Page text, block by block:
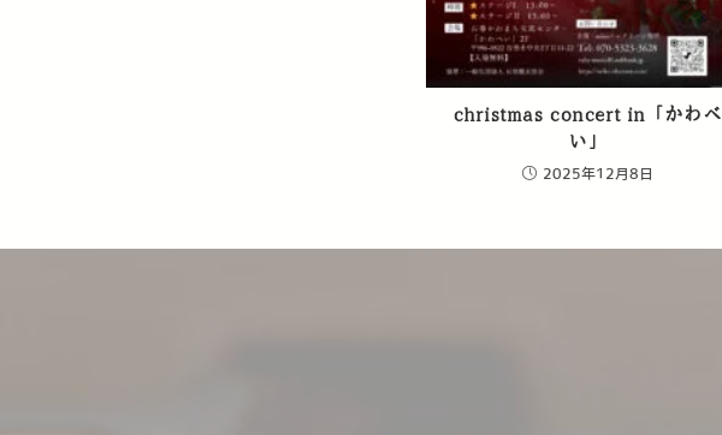
christmas concert in「かわべ
い」
2025年12月8日